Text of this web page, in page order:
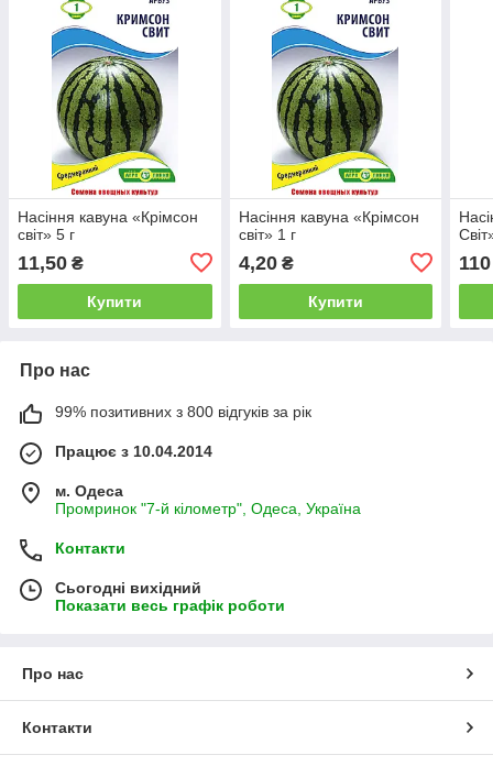
Насіння кавуна «Крімсон
світ» 5 г
11,50 ₴
Купити
Насіння кавуна «Крімсон
світ» 1 г
4,20₴
Купити
110
Про нас
99% позитивних з 800 відгуків за рік
Працює з 10.04.2014
м. Одеса
Промринок "7-й кілометр", Одеса, Україна
Контакти
Сьогодні вихідний
Показати весь графік роботи
Про нас
Контакти